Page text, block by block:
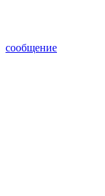
сообщение